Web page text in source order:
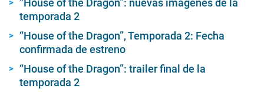
“House of the Dragon”: nuevas imágenes de la
temporada 2
“House of the Dragon”, Temporada 2: Fecha
confirmada de estreno
“House of the Dragon”: trailer final de la
temporada 2